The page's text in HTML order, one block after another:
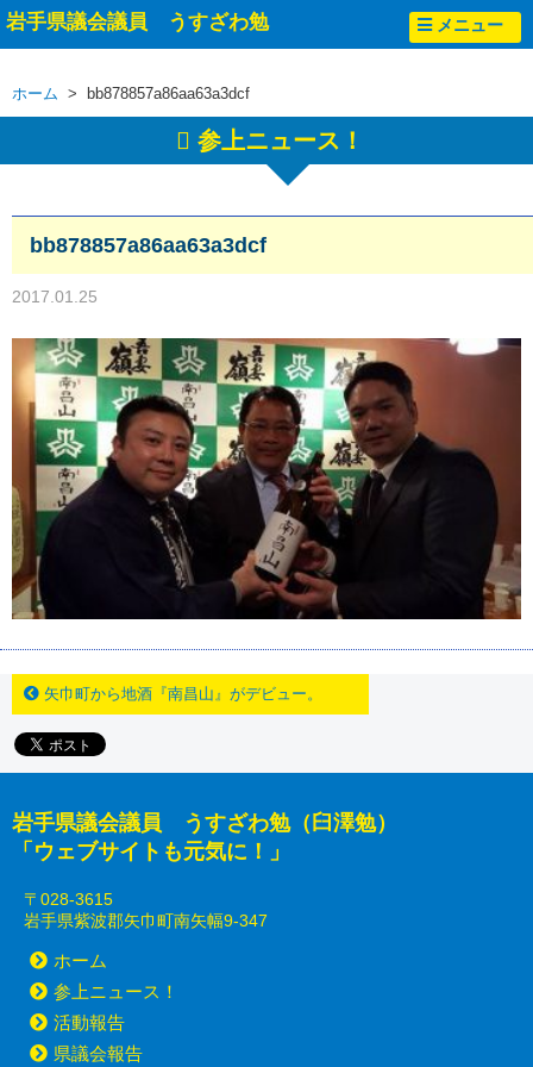
岩手県議会議員 うすざわ勉 メニュー
ホーム > bb878857a86aa63a3dcf
参上ニュース！
bb878857a86aa63a3dcf
2017.01.25
矢巾町から地酒『南昌山』がデビュー。
岩手県議会議員 うすざわ勉（臼澤勉）
「ウェブサイトも元気に！」
〒028-3615
岩手県紫波郡矢巾町南矢幅9-347
ホーム
参上ニュース！
活動報告
県議会報告